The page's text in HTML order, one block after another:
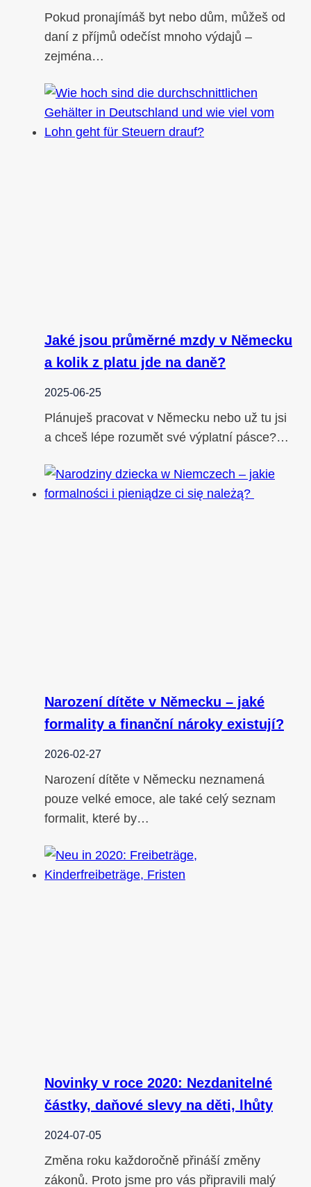
Pokud pronajímáš byt nebo dům, můžeš od
daní z příjmů odečíst mnoho výdajů –
zejména…
Jaké jsou průměrné mzdy v Německu
a kolik z platu jde na daně?
2025-06-25
Plánuješ pracovat v Německu nebo už tu jsi
a chceš lépe rozumět své výplatní pásce?…
Narození dítěte v Německu – jaké
formality a finanční nároky existují?
2026-02-27
Narození dítěte v Německu neznamená
pouze velké emoce, ale také celý seznam
formalit, které by…
Novinky v roce 2020: Nezdanitelné
částky, daňové slevy na děti, lhůty
2024-07-05
Změna roku každoročně přináší změny
zákonů. Proto jsme pro vás připravili malý